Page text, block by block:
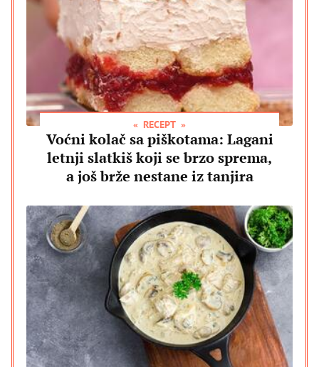
RECEPT
Voćni kolač sa piškotama: Lagani
letnji slatkiš koji se brzo sprema,
a još brže nestane iz tanjira